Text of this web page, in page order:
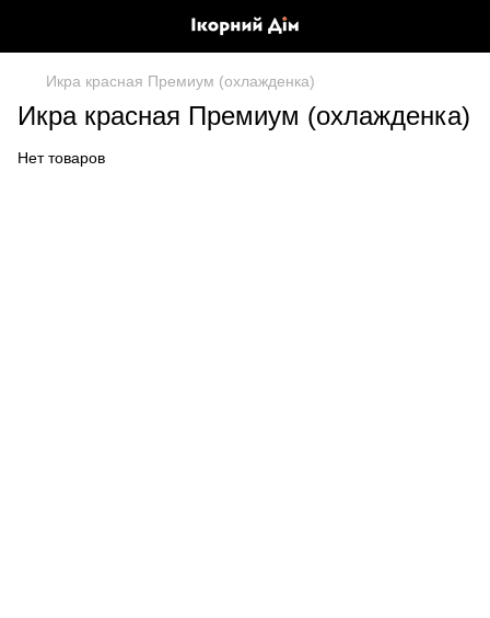
Икра красная Премиум (охлажденка)
Икра красная Премиум (охлажденка)
Нет товаров